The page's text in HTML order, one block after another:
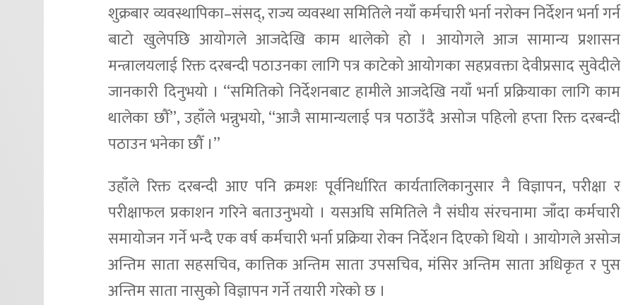
शुक्रबार व्यवस्थापिका–संसद्, राज्य व्यवस्था समितिले नयाँ कर्मचारी भर्ना नरोक्न निर्देशन भर्ना गर्न
बाटो खुलेपछि आयोगले आजदेखि काम थालेको हो । आयोगले आज सामान्य प्रशासन
मन्त्रालयलाई रिक्त दरबन्दी पठाउनका लागि पत्र काटेको आयोगका सहप्रवक्ता देवीप्रसाद सुवेदीले
जानकारी दिनुभयो । ‘‘समितिको निर्देशनबाट हामीले आजदेखि नयाँ भर्ना प्रक्रियाका लागि काम
थालेका छौँ’’, उहाँले भन्नुभयो, ‘‘आजै सामान्यलाई पत्र पठाउँदै असोज पहिलो हप्ता रिक्त दरबन्दी
पठाउन भनेका छौँ ।’’
उहाँले रिक्त दरबन्दी आए पनि क्रमशः पूर्वनिर्धारित कार्यतालिकानुसार नै विज्ञापन, परीक्षा र
परीक्षाफल प्रकाशन गरिने बताउनुभयो । यसअघि समितिले नै संघीय संरचनामा जाँदा कर्मचारी
समायोजन गर्ने भन्दै एक वर्ष कर्मचारी भर्ना प्रक्रिया रोक्न निर्देशन दिएको थियो । आयोगले असोज
अन्तिम साता सहसचिव, कात्तिक अन्तिम साता उपसचिव, मंसिर अन्तिम साता अधिकृत र पुस
अन्तिम साता नासुको विज्ञापन गर्ने तयारी गरेको छ ।